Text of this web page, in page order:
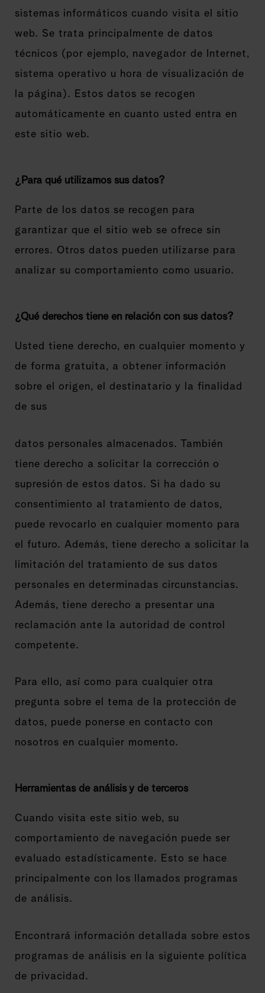
sistemas informáticos cuando visita el sitio
web. Se trata principalmente de datos
técnicos (por ejemplo, navegador de Internet,
sistema operativo u hora de visualización de
la página). Estos datos se recogen
automáticamente en cuanto usted entra en
este sitio web.
¿Para qué utilizamos sus datos?
Parte de los datos se recogen para
garantizar que el sitio web se ofrece sin
errores. Otros datos pueden utilizarse para
analizar su comportamiento como usuario.
¿Qué derechos tiene en relación con sus datos?
Usted tiene derecho, en cualquier momento y
de forma gratuita, a obtener información
sobre el origen, el destinatario y la finalidad
de sus
datos personales almacenados. También
tiene derecho a solicitar la corrección o
supresión de estos datos. Si ha dado su
consentimiento al tratamiento de datos,
puede revocarlo en cualquier momento para
el futuro. Además, tiene derecho a solicitar la
limitación del tratamiento de sus datos
personales en determinadas circunstancias.
Además, tiene derecho a presentar una
reclamación ante la autoridad de control
competente.
Para ello, así como para cualquier otra
pregunta sobre el tema de la protección de
datos, puede ponerse en contacto con
nosotros en cualquier momento.
Herramientas de análisis y de terceros
Cuando visita este sitio web, su
comportamiento de navegación puede ser
evaluado estadísticamente. Esto se hace
principalmente con los llamados programas
de análisis.
Encontrará información detallada sobre estos
programas de análisis en la siguiente política
de privacidad.